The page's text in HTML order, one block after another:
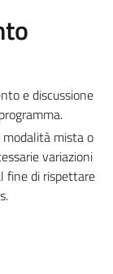
e discussione
mista o
variazioni
fine di rispettare